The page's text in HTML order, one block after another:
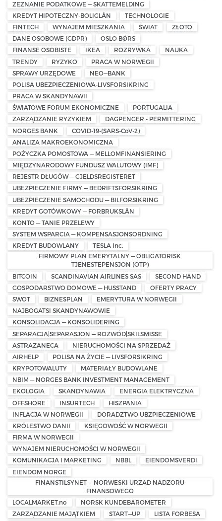
ZEZNANIE PODATKOWE — SKATTEMELDING
KREDYT HIPOTECZNY-BOLIGLÅN
TECHNOLOGIE
FINTECH
WYNAJEM MIESZKANIA ŚWIAT
ZŁOTO
DANE OSOBOWE (GDPR)
OSLO BØRS
FINANSE OSOBISTE
IKEA ROZRYWKA
NAUKA
TRENDY
RYZYKO
PRACA W NORWEGII
SPRAWY URZĘDOWE
NEO—BANK
POLISA UBEZPIECZENIOWA-LIVSFORSIKRING
PRACA W SKANDYNAWII
ŚWIATOWE FORUM EKONOMICZNE
PORTUGALIA
ZARZĄDZANIE RYZYKIEM
DAGPENGER - PERMITTERING
NORGES BANK
COVID-19-(SARS-CoV-2)
ANALIZA MAKROEKONOMICZNA
POŻYCZKA POMOSTOWA — MELLOMFINANSIERING
MIĘDZYNARODOWY FUNDUSZ WALUTOWY (IMF)
REJESTR DŁUGÓW — GJELDSREGISTERET
UBEZPIECZENIE FIRMY — BEDRIFTSFORSIKRING
UBEZPIECZENIE SAMOCHODU — BILFORSIKRING
KREDYT GOTÓWKOWY — FORBRUKSLÅN
KONTO — TANIE PRZELEWY
SYSTEM WSPARCIA — KOMPENSASJONSORDNING
KREDYT BUDOWLANY
TESLA Inc.
FIRMOWY PLAN EMERYTALNY — OBLIGATORISK
TJENESTEPENSJON (OTP)
BITCOIN
SCANDINAVIAN AIRLINES SAS
SECOND HAND
GOSPODARSTWO DOMOWE — HUSSTAND
OFERTY PRACY
SWOT
BIZNESPLAN
EMERYTURA W NORWEGII
NAJBOGATSI SKANDYNAWOWIE
KONSOLIDACJA — KONSOLIDERING
SEPARACJA|SEPARASJON — ROZWÓD|SKILSMISSE
ASTRAZANECA
NIERUCHOMOŚCI NA SPRZEDAŻ
AIRHELP
POLISA NA ŻYCIE — LIVSFORSIKRING
KRYPOTOWALUTY
MATERIAŁY BUDOWLANE
NBIM — NORGES BANK INVESTMENT MANAGEMENT
EKOLOGIA
SKANDYNAWIA
ENERGIA ELEKTRYCZNA
OFFSHORE
INSURTECH
HISZPANIA
INFLACJA W NORWEGII
DORADZTWO UBZPIECZENIOWE
KRÓLESTWO DANII
KSIĘGOWOŚĆ W NORWEGII
FIRMA W NORWEGII
WYNAJEM NIERUCHOMOŚCI W NORWEGII
KOMUNIKACJA I MARKETING
NBBL
EIENDOMSVERDI
EIENDOM NORGE
FINANSTILSYNET — NORWESKI URZĄD NADZORU
FINANSOWEGO
LOCALMARKET.no
NORSK KUNDEBAROMETER
ZARZĄDZANIE MAJĄTKIEM
START—UP
LISTA FORBESA